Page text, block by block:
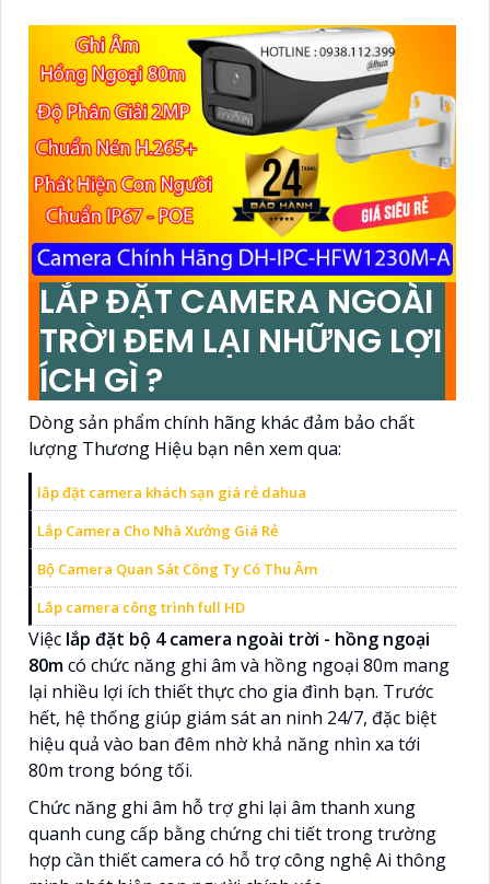
LẮP ĐẶT CAMERA NGOÀI
TRỜI ĐEM LẠI NHỮNG LỢI
ÍCH GÌ ?
Dòng sản phẩm chính hãng khác đảm bảo chất
lượng Thương Hiệu bạn nên xem qua:
lắp đặt camera khách sạn giá rẻ dahua
Lắp Camera Cho Nhà Xưởng Giá Rẻ
Bộ Camera Quan Sát Công Ty Có Thu Âm
Lắp camera công trình full HD
Việc lắp đặt bộ 4 camera ngoài trời - hồng ngoại
80mcó chức năng ghi âm và hồng ngoại 80m mang
lại nhiều lợi ích thiết thực cho gia đình bạn. Trước
hết, hệ thống giúp giám sát an ninh 24/7, đặc biệt
hiệu quả vào ban đêm nhờ khả năng nhìn xa tới
80m trong bóng tối.
Chức năng ghi âm hỗ trợ ghi lại âm thanh xung
quanh cung cấp bằng chứng chi tiết trong trường
hợp cần thiết camera có hỗ trợ công nghệ Ai thông